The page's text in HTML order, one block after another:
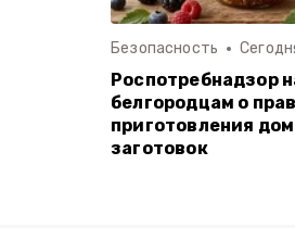
Безопасность
Роспотребнадзор
белгородцам о
приготовления
заготовок